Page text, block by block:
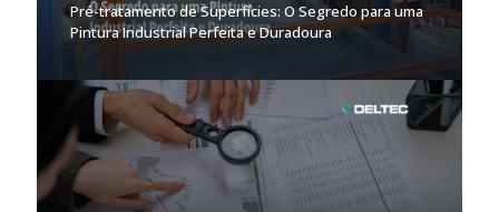
Pré-tratamento de Superfícies: O Segredo para uma
Pintura Industrial Perfeita e Duradoura